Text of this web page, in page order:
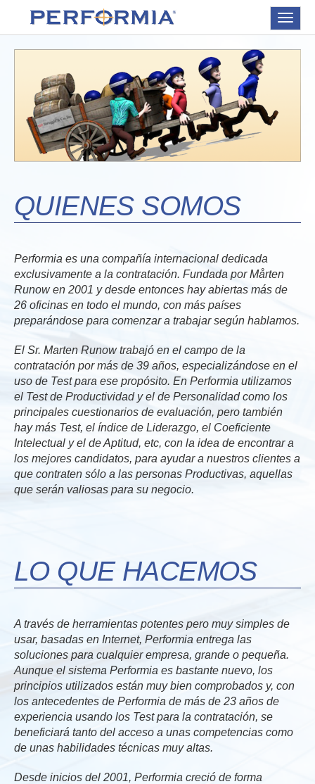
Toggle
QUIENES SOMOS
Performia es una compañía internacional dedicada
exclusivamente a la contratación. Fundada por Mårten
Runow en 2001 y desde entonces hay abiertas más de
26 oficinas en todo el mundo, con más países
preparándose para comenzar a trabajar según hablamos.
El Sr. Marten Runow trabajó en el campo de la
contratación por más de 39 años, especializándose en el
uso de Test para ese propósito. En Performia utilizamos
el Test de Productividad y el de Personalidad como los
principales cuestionarios de evaluación, pero también
hay más Test, el índice de Liderazgo, el Coeficiente
Intelectual y el de Aptitud, etc, con la idea de encontrar a
los mejores candidatos, para ayudar a nuestros clientes a
que contraten sólo a las personas Productivas, aquellas
que serán valiosas para su negocio.
LO QUE HACEMOS
A través de herramientas potentes pero muy simples de
usar, basadas en Internet, Performia entrega las
soluciones para cualquier empresa, grande o pequeña.
Aunque el sistema Performia es bastante nuevo, los
principios utilizados están muy bien comprobados y, con
los antecedentes de Performia de más de 23 años de
experiencia usando los Test para la contratación, se
beneficiará tanto del acceso a unas competencias como
de unas habilidades técnicas muy altas.
Desde inicios del 2001, Performia creció de forma